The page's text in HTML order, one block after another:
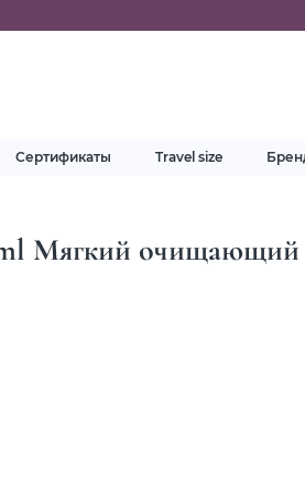
Сертификаты Travel size
Мягкий очищающий